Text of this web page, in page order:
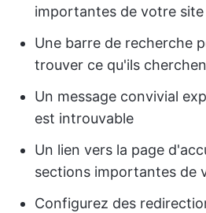
importantes de votre site
Une barre de recherche
trouver ce qu'ils
Un message convivial
est introuvable
Un lien vers la page
sections importantes de
Configurez des